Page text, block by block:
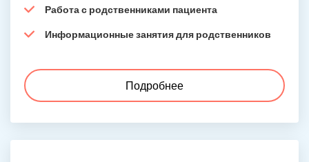
Работа с родственниками пациента
Информационные занятия для родственников
Подробнее